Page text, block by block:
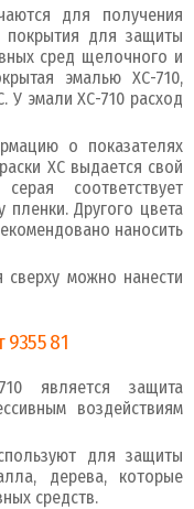
для получения
покрытия для защиты
сред щелочного и
эмалью ХС-710,
У эмали ХС-710 расход
о показателях
ХС выдается свой
соответствует
пленки. Другого цвета
наносить
можно нанести
81
является защита
воздействиям
для защиты
дерева, которые
средств.